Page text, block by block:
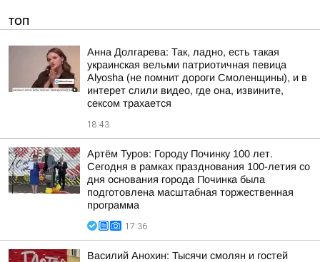
ТОП
Анна Долгарева: Так, ладно, есть такая
украинская вельми патриотичная певица
Alyosha (не помнит дороги Смоленщины), и в
интерет слили видео, где она, извините,
сексом трахается
18:43
Артём Туров: Городу Починку 100 лет.
Сегодня в рамках празднования 100-летия со
дня основания города Починка была
подготовлена масштабная торжественная
программа
17:36
Василий Анохин: Тысячи смолян и гостей